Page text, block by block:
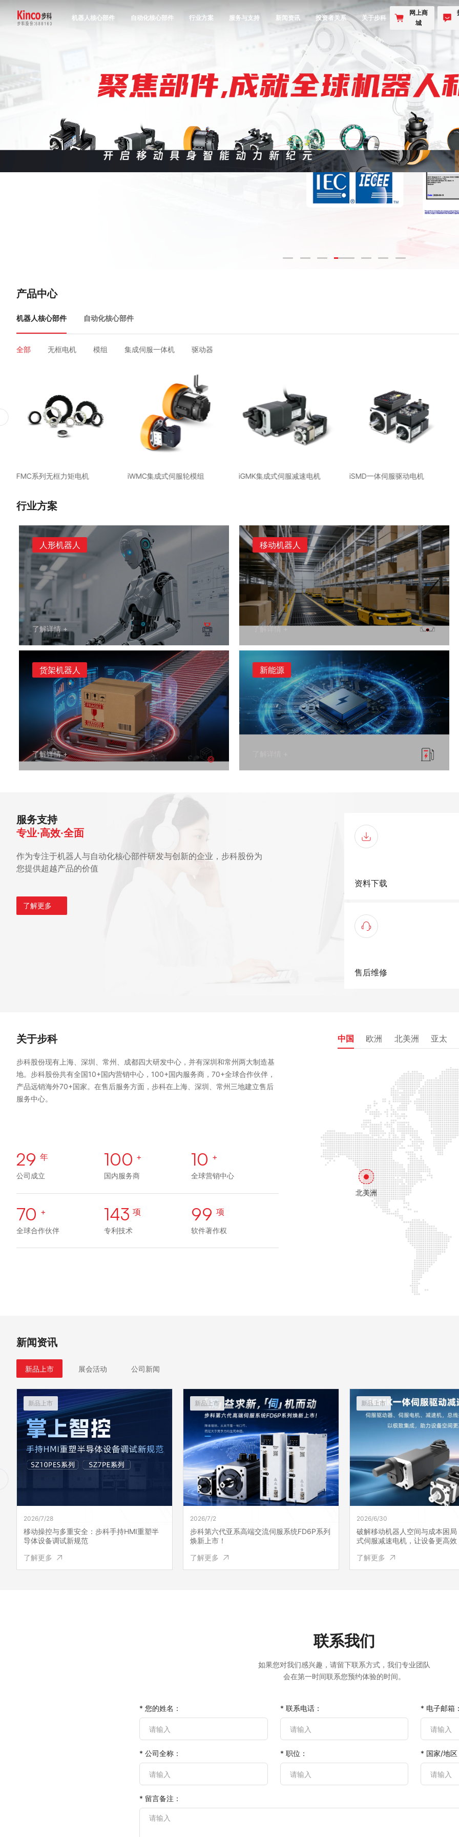
机器人核心部件 自动化核心部件 行业方案 服务与支持 新闻资讯 投资者关系 关于步科
关于步科
网上商
城
产品中心
机器人核心部件 自动化核心部件
全部 无框电机 模组 集成伺服一体机 驱动器
伺服电机
FMC系列无框力矩电机 iWMC集成式伺服轮模组 iGMK集成式伺服减速电机 iSMD一体伺服驱动电机
行业方案
人形机器人
了解详情 +
移动机器人
了解详情 +
货架机器人
了解详情 +
新能源
服务支持
专业·高效·全面
作为专注于机器人与自动化核心部件研发与创新的企业，步科股份为
您提供超越产品的价值
了解更多
资料下载
售后维修
关于步科
步科股份现有上海、深圳、常州、成都四大研发中心，并有深圳和常州两大制造基
地。步科股份共有全国10+国内营销中心，100+国内服务商，70+全球合作伙伴，
产品远销海外70+国家。在售后服务方面，步科在上海、深圳、常州三地建立售后
服务中心。
29 年
公司成立
100 +
国内服务商
10 +
全球营销中心
70 +
全球合作伙伴
143 项
专利技术
99 项
软件著作权
中国 欧洲 北美洲 亚太
北美洲
新闻资讯
新品上市 展会活动 公司新闻
新品上市
2026/7/28
移动操控与多重安全：步科手持HMI重塑半
导体设备调试新规范
了解更多
新品上市
2026/7/2
步科第六代亚系高端交流伺服系统FD6P系列
焕新上市！
了解更多
新品上市
2026/6/30
破解移动机器人空间与成本困局
式伺服减速电机，让设备更高效
了解更多
联系我们
如果您对我们感兴趣，请留下联系方式，我们专业团队
会在第一时间联系您预约体验的时间。
* 您的姓名： * 联系电话： * 电子邮箱
* 公司全称： * 职位： * 国家/地区
* 留言备注：